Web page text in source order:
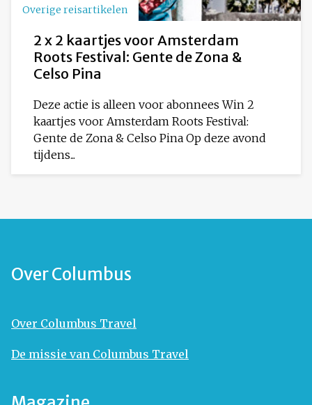
Overige reisartikelen
2 x 2 kaartjes voor Amsterdam
Roots Festival: Gente de Zona &
Celso Pina
Deze actie is alleen voor abonnees Win 2
kaartjes voor Amsterdam Roots Festival:
Gente de Zona & Celso Pina Op deze avond
tijdens...
Over Columbus
Over Columbus Travel
De missie van Columbus Travel